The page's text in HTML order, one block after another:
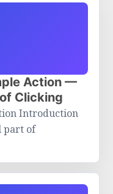
Action —
Clicking
Introduction
part of